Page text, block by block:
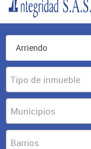
Tipo de inmueble
Municipios
Barrios